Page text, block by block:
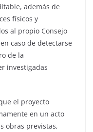
además de
físicos y
al propio Consejo
caso de detectarse
de la
investigadas
el proyecto
en un acto
obras previstas,